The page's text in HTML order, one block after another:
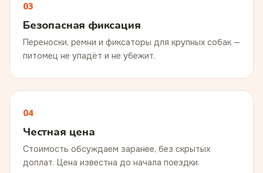
03
Безопасная фиксация
Переноски, ремни и фиксаторы для крупных собак —
питомец не упадёт и не убежит.
04
Честная цена
Стоимость обсуждаем заранее, без скрытых
доплат. Цена известна до начала поездки.